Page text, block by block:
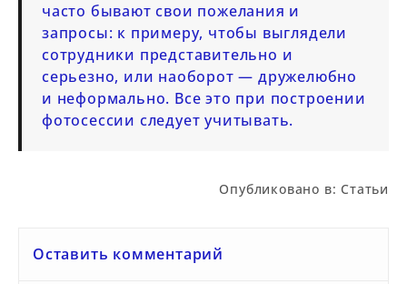
часто бывают свои пожелания и
запросы: к примеру, чтобы выглядели
сотрудники представительно и
серьезно, или наоборот — дружелюбно
и неформально. Все это при построении
фотосессии следует учитывать.
Опубликовано в: Статьи
Оставить комментарий